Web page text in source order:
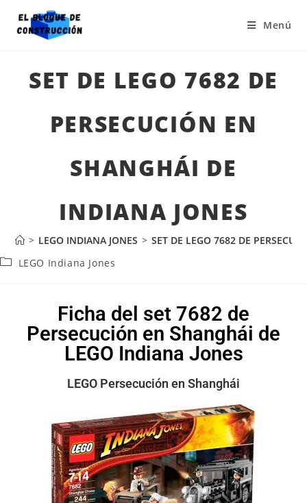
Menú
SET DE LEGO 7682 DE
PERSECUCIÓN EN
SHANGHÁI DE
INDIANA JONES
> LEGO INDIANA JONES > SET DE LEGO 7682 DE
LEGO Indiana Jones
Ficha del set 7682 de
Persecución en Shanghái de
LEGO Indiana Jones
LEGO Persecución en Shanghái